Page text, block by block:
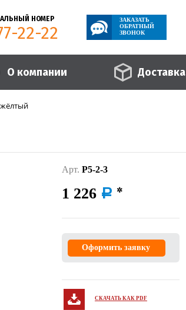
НОМЕР
22-22
ЗАКАЗАТЬ
ОБРАТНЫЙ
ЗВОНОК
О компании Доставка
Арт. Р5-2-3
1 226 a
Оформить заявку
СКАЧАТЬ КАК PDF